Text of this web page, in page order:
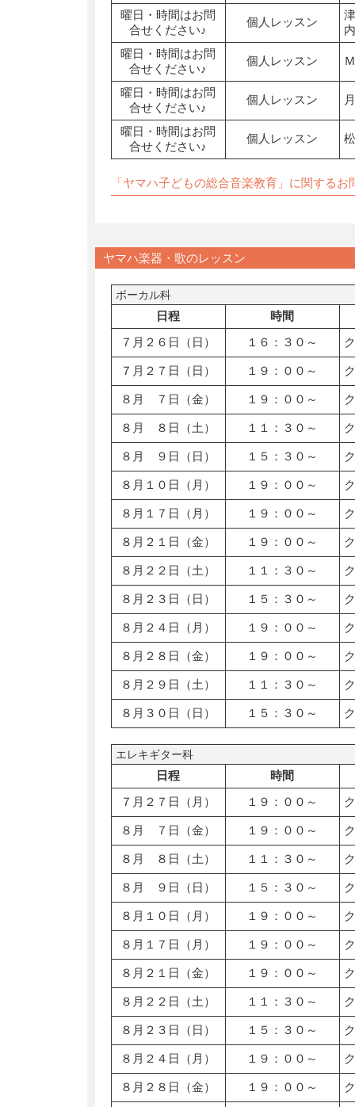
曜日・時間はお問
合せください♪
個人レッスン
曜日・時間はお問
合せください♪
個人レッスン
曜日・時間はお問
合せください♪
個人レッスン
曜日・時間はお問
合せください♪
個人レッスン
「ヤマハ子どもの総合音楽教育」に関するお
ヤマハ楽器・歌のレッスン
ボーカル科
日程
時間
７月２６日（日）
１６：３０～
７月２７日（日） １９：００～
８月 ７日（金） １９：００～
８月 ８日（土） １１：３０～
８月 ９日（日） １５：３０～
８月１０日（月） １９：００～
８月１７日（月） １９：００～
８月２１日（金） １９：００～
８月２２日（土） １１：３０～
８月２３日（日） １５：３０～
８月２４日（月） １９：００～
８月２８日（金） １９：００～
８月２９日（土） １１：３０～
８月３０日（日） １５：３０～
エレキギター科
日程
時間
７月２７日（月）
１９：００～
８月 ７日（金） １９：００～
８月 ８日（土） １１：３０～
８月 ９日（日） １５：３０～
８月１０日（月） １９：００～
８月１７日（月） １９：００～
８月２１日（金） １９：００～
８月２２日（土） １１：３０～
８月２３日（日） １５：３０～
８月２４日（月） １９：００～
８月２８日（金） １９：００～